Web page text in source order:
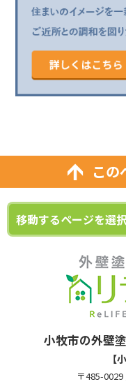
この
小牧市の外壁
【
〒485-